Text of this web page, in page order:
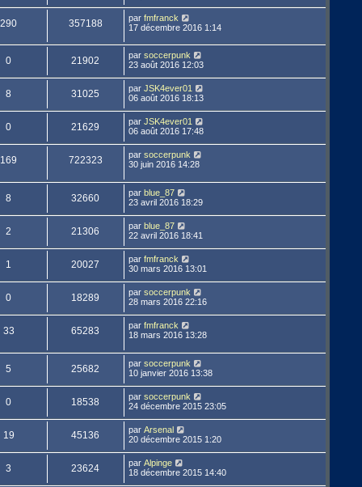
290 357188 par fmfranck
17 décembre 2016 1:14
0 21902 par soccerpunk
23 août 2016 12:03
8 31025 par JSK4ever01
06 août 2016 18:13
0 21629 par JSK4ever01
06 août 2016 17:48
169 722323 par soccerpunk
30 juin 2016 14:28
8 32660 par blue_87
23 avril 2016 18:29
2 21306 par blue_87
22 avril 2016 18:41
1 20027 par fmfranck
30 mars 2016 13:01
0 18289 par soccerpunk
28 mars 2016 22:16
33 65283 par fmfranck
18 mars 2016 13:28
5 25682 par soccerpunk
10 janvier 2016 13:38
0 18538 par soccerpunk
24 décembre 2015 23:05
19 45136 par Arsenal
20 décembre 2015 1:20
3 23624 par Alpinge
18 décembre 2015 14:40